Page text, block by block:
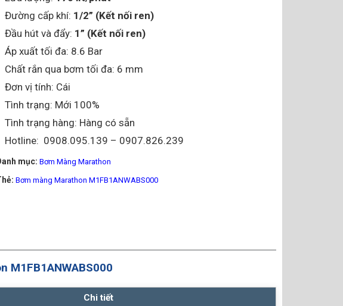
Đường cấp khí: 1/2” (Kết nối ren)
Đầu hút và đẩy: 1” (Kết nối ren)
Áp xuất tối đa: 8.6 Bar
Chất rắn qua bơm tối đa: 6 mm
Đơn vị tính: Cái
Tình trạng: Mới 100%
Tình trạng hàng: Hàng có sẵn
Hotline: 0908.095.139 – 0907.826.239
mục: Bơm Màng Marathon
Bơm màng Marathon M1FB1ANWABS000
M1FB1ANWABS000
Chi tiết